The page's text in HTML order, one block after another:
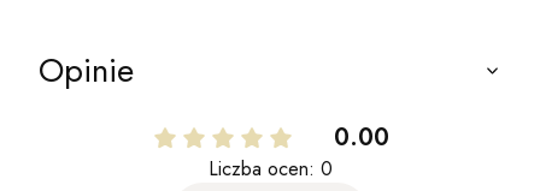
Opinie
0.00
Liczba ocen: 0